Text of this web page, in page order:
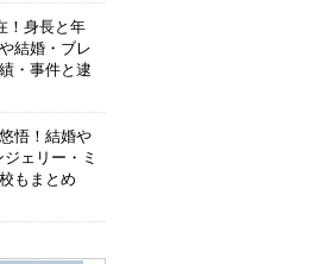
！身長と年
結婚・ブレ
・事件と逮
悟！結婚や
ェリー・ミ
もまとめ